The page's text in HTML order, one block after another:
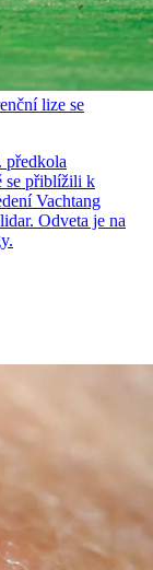
lize se
předkola
se přiblížili k
Vachtang
Odveta je na